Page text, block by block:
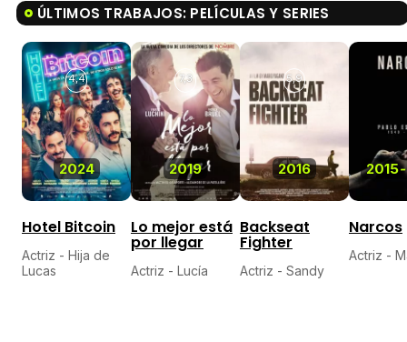
ÚLTIMOS TRABAJOS: PELÍCULAS Y SERIES
2024
4,4
Hotel Bitcoin
Actriz - Hija de
Lucas
2019
7,3
Lo mejor está
por llegar
Actriz - Lucía
2016
5,9
Backseat
Fighter
Actriz - Sandy
2015-
Narcos
Actriz -